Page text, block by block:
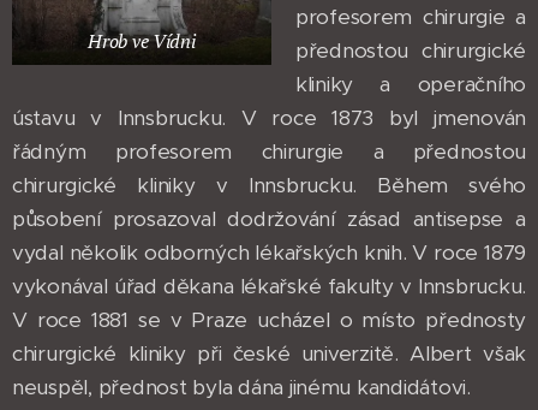
Hrob ve Vídni
profesorem chirurgie a
přednostou chirurgické
kliniky a operačního
ústavu v Innsbrucku. V roce 1873 byl jmenován
řádným profesorem chirurgie a přednostou
chirurgické kliniky v Innsbrucku. Během svého
působení prosazoval dodržování zásad antisepse a
vydal několik odborných lékařských knih. V roce 1879
vykonával úřad děkana lékařské fakulty v Innsbrucku.
V roce 1881 se v Praze ucházel o místo přednosty
chirurgické kliniky při české univerzitě. Albert však
neuspěl, přednost byla dána jinému kandidátovi.